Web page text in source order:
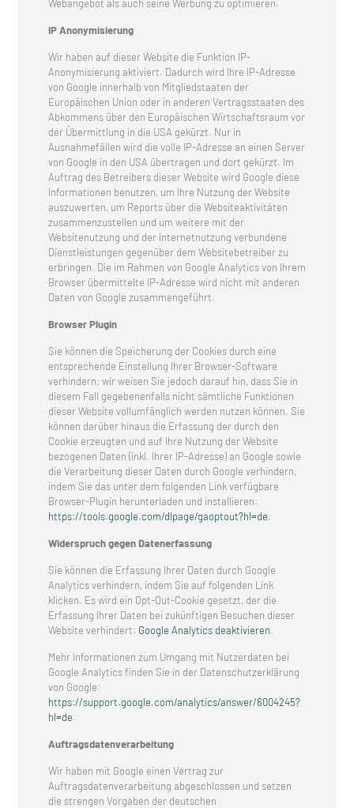
Webangebot als auch seine Werbung zu optimieren.
IP Anonymisierung
Wir haben auf dieser Website die Funktion IP-
Anonymisierung aktiviert. Dadurch wird Ihre IP-Adresse
von Google innerhalb von Mitgliedstaaten der
Europäischen Union oder in anderen Vertragsstaaten des
Abkommens über den Europäischen Wirtschaftsraum vor
der Übermittlung in die USA gekürzt. Nur in
Ausnahmefällen wird die volle IP-Adresse an einen Server
von Google in den USA übertragen und dort gekürzt. Im
Auftrag des Betreibers dieser Website wird Google diese
Informationen benutzen, um Ihre Nutzung der Website
auszuwerten, um Reports über die Websiteaktivitäten
zusammenzustellen und um weitere mit der
Websitenutzung und der Internetnutzung verbundene
Dienstleistungen gegenüber dem Websitebetreiber zu
erbringen. Die im Rahmen von Google Analytics von Ihrem
Browser übermittelte IP-Adresse wird nicht mit anderen
Daten von Google zusammengeführt.
Browser Plugin
Sie können die Speicherung der Cookies durch eine
entsprechende Einstellung Ihrer Browser-Software
verhindern; wir weisen Sie jedoch darauf hin, dass Sie in
diesem Fall gegebenenfalls nicht sämtliche Funktionen
dieser Website vollumfänglich werden nutzen können. Sie
können darüber hinaus die Erfassung der durch den
Cookie erzeugten und auf Ihre Nutzung der Website
bezogenen Daten (inkl. Ihrer IP-Adresse) an Google sowie
die Verarbeitung dieser Daten durch Google verhindern,
indem Sie das unter dem folgenden Link verfügbare
Browser-Plugin herunterladen und installieren:
https://tools.google.com/dlpage/gaoptout?hl=de.
Widerspruch gegen Datenerfassung
Sie können die Erfassung Ihrer Daten durch Google
Analytics verhindern, indem Sie auf folgenden Link
klicken. Es wird ein Opt-Out-Cookie gesetzt, der die
Erfassung Ihrer Daten bei zukünftigen Besuchen dieser
Website verhindert: Google Analytics deaktivieren.
Mehr Informationen zum Umgang mit Nutzerdaten bei
Google Analytics finden Sie in der Datenschutzerklärung
von Google:
https://support.google.com/analytics/answer/6004245?
hl=de.
Auftragsdatenverarbeitung
Wir haben mit Google einen Vertrag zur
Auftragsdatenverarbeitung abgeschlossen und setzen
die strengen Vorgaben der deutschen